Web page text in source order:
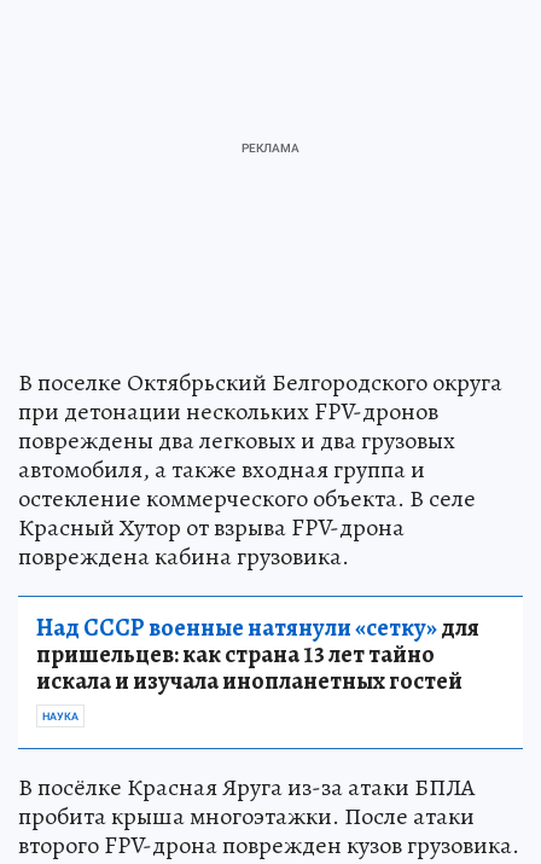
В поселке Октябрьский Белгородского округа
при детонации нескольких FPV-дронов
повреждены два легковых и два грузовых
автомобиля, а также входная группа и
остекление коммерческого объекта. В селе
Красный Хутор от взрыва FPV-дрона
повреждена кабина грузовика.
Над СССР военные натянули «сетку»для
пришельцев: как страна 13 лет тайно
искала и изучала инопланетных гостей
НАУКА
В посёлке Красная Яруга из-за атаки БПЛА
пробита крыша многоэтажки. После атаки
второго FPV-дрона поврежден кузов грузовика.